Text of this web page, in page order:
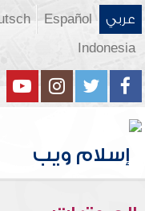
عربي Español
Indonesia